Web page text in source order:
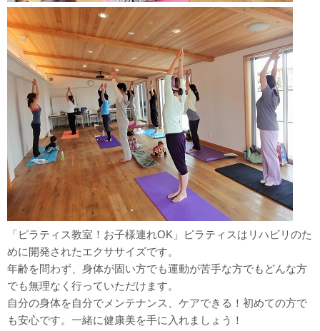
「ピラティス教室！お子様連れOK」ピラティスはリハビリのた
めに開発されたエクササイズです。
年齢を問わず、身体が固い方でも運動が苦手な方でもどんな方
でも無理なく行っていただけます。
自分の身体を自分でメンテナンス、ケアできる！初めての方で
も安心です。一緒に健康美を手に入れましょう！